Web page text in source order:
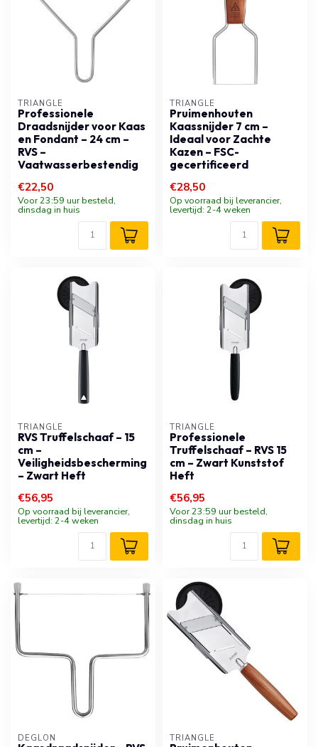
TRIANGLE
Professionele
Draadsnijder voor Kaas
en Fondant – 24 cm –
RVS –
Vaatwasserbestendig
€22,50
Voor 23:59 uur besteld,
dinsdag in huis
TRIANGLE
Pruimenhouten
Kaassnijder 7 cm –
Ideaal voor Zachte
Kazen – FSC-
gecertificeerd
€28,50
Op voorraad bij leverancier,
levertijd: 2-4 weken
TRIANGLE
RVS Truffelschaaf – 15
cm –
Veiligheidsbescherming
– Zwart Heft
€56,95
Op voorraad bij leverancier,
levertijd: 2-4 weken
TRIANGLE
Professionele
Truffelschaaf – RVS 15
cm – Zwart Kunststof
Heft
€56,95
Voor 23:59 uur besteld,
dinsdag in huis
DÉGLON TRIANGLE